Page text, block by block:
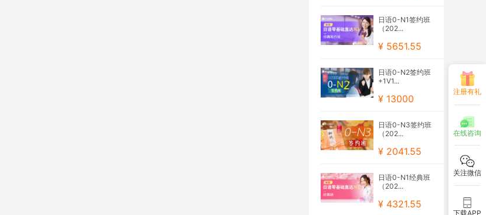
日语0-N1签约班
（202...
¥ 5651.55
日语0-N2签约班
+1V1...
¥ 13000
日语0-N3签约班
（202...
¥ 2041.55
日语0-N1经典班
（202...
¥ 4321.55
注册有礼
在线咨询
关注微信
下载APP